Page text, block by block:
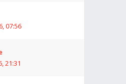
07:56
21:31